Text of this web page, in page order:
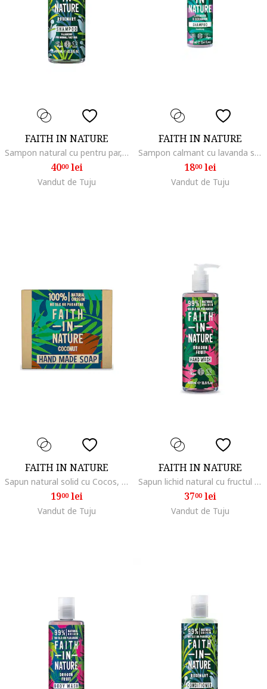
FAITH IN NATURE
Sampon natural cu pentru par, 400 ml5, Rozmarin, 400 ml
4000lei
Vandut de Tuju
FAITH IN NATURE
Sampon calmant cu lavanda si muscata pentru par normal si uscat 100 ml
1800lei
Vandut de Tuju
FAITH IN NATURE
Sapun natural solid cu Cocos, 100 gr
1900lei
Vandut de Tuju
FAITH IN NATURE
Sapun lichid natural cu fructul dragonului, 400 ml
3700lei
Vandut de Tuju